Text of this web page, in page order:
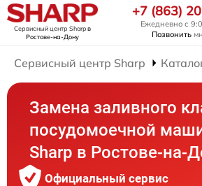
Сервисный центр Sharpв
Ростове-на-Дону
+7 (863)
Ежедневно с
Позвонить
Сервисный центр Sharp
Замена заливного
посудомоечной
Sharp в Ростове-на-
Официальный сервис